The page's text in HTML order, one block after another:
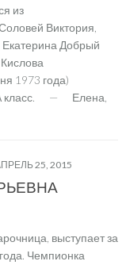
из
Виктория,
Екатерина Добрый
1973 года)
класс. — Елена,
25, 2015
выступает за
Чемпионка